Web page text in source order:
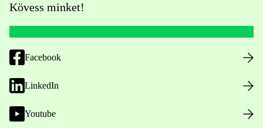
Kövess minket!
Facebook
LinkedIn
Youtube